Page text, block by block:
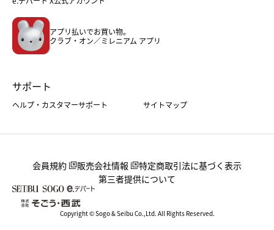
ホーム・キッチン＆アート
アプリ払いでお買い物。
クラブ・オン／ミレニアム アプリ
サポート
ヘルプ・カスタマーサポート サイトマップ
会員規約 販売会社情報
特定商取引法に基づく表示
第三者提供について
Copyright © Sogo & Seibu Co.,Ltd. All Rights Reserved.